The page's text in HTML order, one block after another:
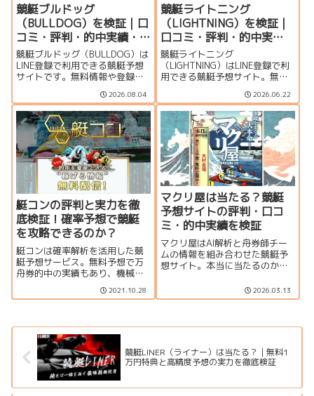
競艇ブルドッグ
（BULLDOG）を検証｜口
コミ・評判・的中実績・
料金プランを徹底解説
競艇ブルドッグ（BULLDOG）は
LINE登録で利用できる競艇予想
サイトです。無料情報や登録特
料金プラン、運営者情報をもと
に、利用する価値があるのか検
証しました。
2026.08.04
競艇ライトニング
（LIGHTNING）を検証｜
口コミ・評判・的中実
績・料金プランを徹底解
説
競艇ライトニング
（LIGHTNING）はLINE登録で利
用できる競艇予想サイト。無料
口コミ、登録特典、運営者情報
をもとに、利用する価値がある
のか分かりやすく検証します。
2026.06.22
艇コンの評判と実力を徹
底検証！確率予想で競艇
を攻略できるのか？
艇コンは確率解析を活用した競
艇予想サービス。無料予想で万
舟券的中の実績もあり、機械学
習による精度の高さが魅力。本
記事では、的中実績や利用者の
2021.10.28
マクリ屋は当たる？競艇
予想サイトの評判・口コ
ミ・的中実績を検証
マクリ屋はAI解析と舟券師チー
ムの情報を組み合わせた競艇予
想サイト。本当に当たるのかを
ミ・料金（調査中）・登録方法
まで分かりやすく解説します。
2026.03.13
競艇LINER（ライナー）は当たる？｜無料1
万円特典と高精度予想の実力を徹底検証